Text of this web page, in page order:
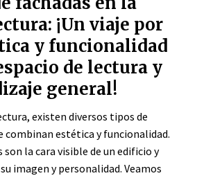
¡Un viaje por
y funcionalidad
de lectura y
general!
existen diversos tipos de
combinan estética y funcionalidad.
son la cara visible de un edificio y
imagen y personalidad. Veamos